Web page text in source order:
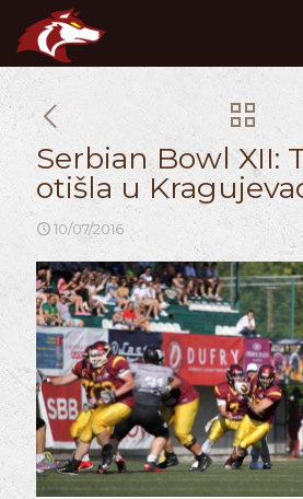
Serbian Bowl XII:
otišla u
10/07/2016